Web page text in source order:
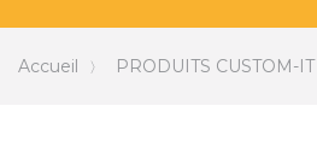
Accueil PRODUITS CUSTOM-IT